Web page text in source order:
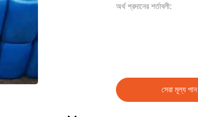
অর্থ প্রদানের শর্তাবলী:
সেরা মূল্য পান